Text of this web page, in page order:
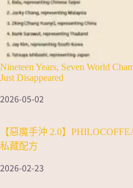
Nineteen Years, Seven World
Just Disappeared
2026-05-02
【惡魔手沖 2.0】
私藏配方
2026-02-23